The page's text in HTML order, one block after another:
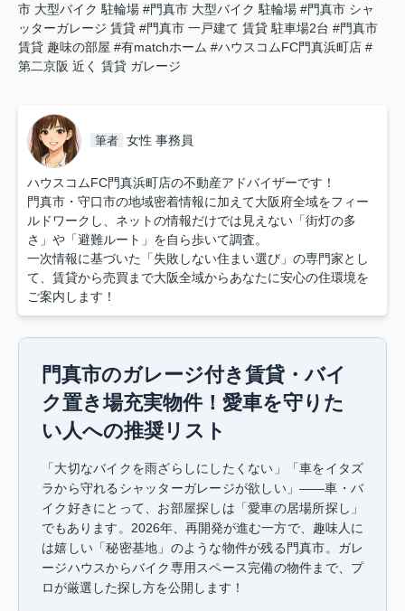
市 大型バイク 駐輪場 #門真市 大型バイク 駐輪場 #門真市 シャ
ッターガレージ 賃貸 #門真市 一戸建て 賃貸 駐車場2台 #門真市
賃貸 趣味の部屋 #有matchホーム #ハウスコムFC門真浜町店 #
第二京阪 近く 賃貸 ガレージ
筆者 女性 事務員
ハウスコムFC門真浜町店の不動産アドバイザーです！
門真市・守口市の地域密着情報に加えて大阪府全域をフィー
ルドワークし、ネットの情報だけでは見えない「街灯の多
さ」や「避難ルート」を自ら歩いて調査。
一次情報に基づいた「失敗しない住まい選び」の専門家とし
て、賃貸から売買まで大阪全域からあなたに安心の住環境を
ご案内します！
門真市のガレージ付き賃貸・バイ
ク置き場充実物件！愛車を守りた
い人への推奨リスト
「大切なバイクを雨ざらしにしたくない」「車をイタズ
ラから守れるシャッターガレージが欲しい」――車・バ
イク好きにとって、お部屋探しは「愛車の居場所探し」
でもあります。2026年、再開発が進む一方で、趣味人に
は嬉しい「秘密基地」のような物件が残る門真市。ガレ
ージハウスからバイク専用スペース完備の物件まで、プ
ロが厳選した探し方を公開します！